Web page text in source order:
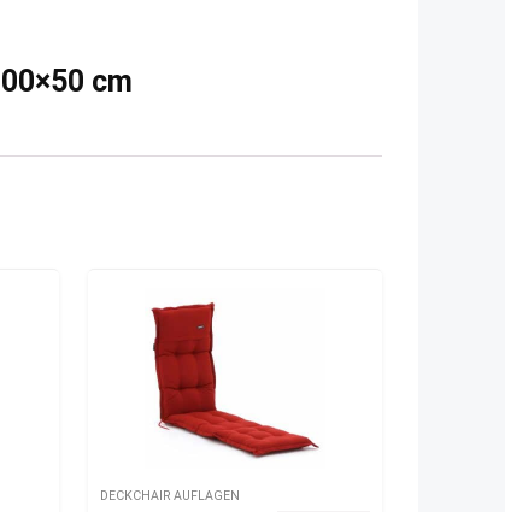
cm
DECKCHAIR AUFLAGEN